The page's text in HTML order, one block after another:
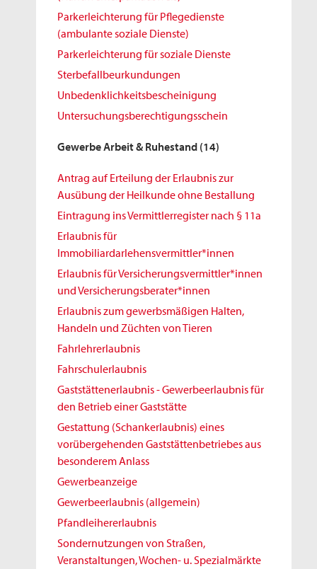
Parkerleichterung für Pflegedienste
(ambulante soziale Dienste)
Parkerleichterung für soziale Dienste
Sterbefallbeurkundungen
Unbedenklichkeitsbescheinigung
Untersuchungsberechtigungsschein
Gewerbe Arbeit & Ruhestand (14)
Antrag auf Erteilung der Erlaubnis zur
Ausübung der Heilkunde ohne Bestallung
Eintragung ins Vermittlerregister nach § 11a
Erlaubnis für
Immobiliardarlehensvermittler*innen
Erlaubnis für Versicherungsvermittler*innen
und Versicherungsberater*innen
Erlaubnis zum gewerbsmäßigen Halten,
Handeln und Züchten von Tieren
Fahrlehrerlaubnis
Fahrschulerlaubnis
Gaststättenerlaubnis - Gewerbeerlaubnis für
den Betrieb einer Gaststätte
Gestattung (Schankerlaubnis) eines
vorübergehenden Gaststättenbetriebes aus
besonderem Anlass
Gewerbeanzeige
Gewerbeerlaubnis (allgemein)
Pfandleihererlaubnis
Sondernutzungen von Straßen,
Veranstaltungen, Wochen- u. Spezialmärkte